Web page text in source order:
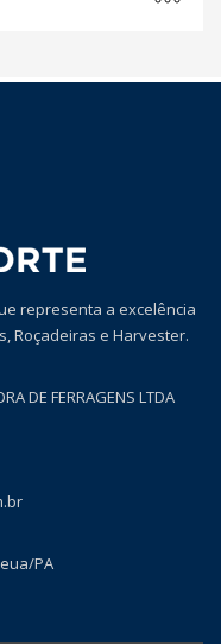
representa a excelência
Roçadeiras e Harvester.
DE FERRAGENS LTDA
PA